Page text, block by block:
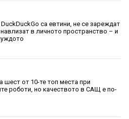
са евтини, не се зареждат
навлизат в личното пространство – и
шест от 10-те топ места при
роботи, но качеството в САЩ е по-